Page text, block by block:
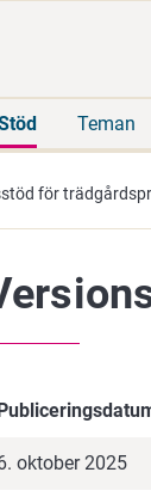
Teman
för
oktober 2025